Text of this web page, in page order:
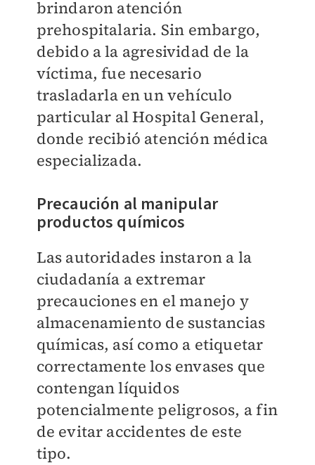
brindaron atención
prehospitalaria. Sin embargo,
debido a la agresividad de la
víctima, fue necesario
trasladarla en un vehículo
particular al Hospital General,
donde recibió atención médica
especializada.
Precaución al manipular
productos químicos
Las autoridades instaron a la
ciudadanía a extremar
precauciones en el manejo y
almacenamiento de sustancias
químicas, así como a etiquetar
correctamente los envases que
contengan líquidos
potencialmente peligrosos, a fin
de evitar accidentes de este
tipo.